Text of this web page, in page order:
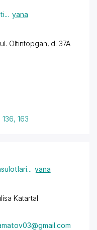
... yana
ul. Oltintopgan, d. 37A
163
... yana
Katartal